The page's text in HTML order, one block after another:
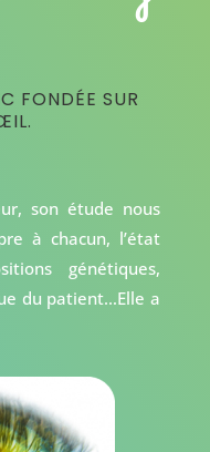
FONDÉE SUR
son étude nous
à chacun, l’état
génétiques,
du patient…Elle a